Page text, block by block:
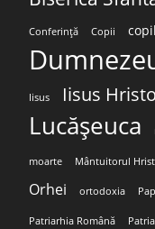
Conferință Copii copil
Iisus Iisus
Lucășeuca
moarte Mântuitorul
Orhei ortodoxia
Patriarhia Română